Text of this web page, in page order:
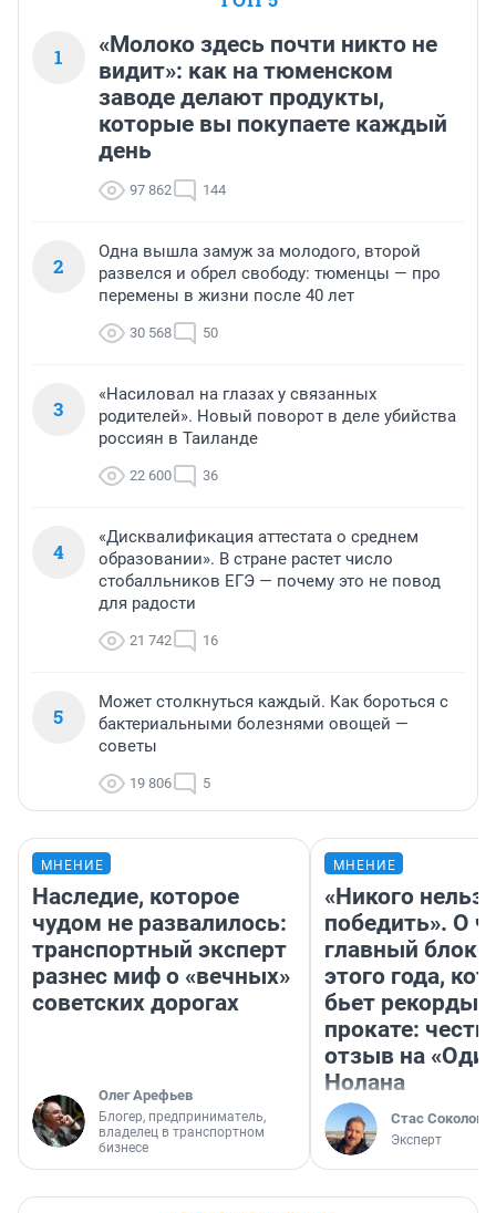
1
«Молоко здесь почти никто не
видит»: как на тюменском
заводе делают продукты,
которые вы покупаете каждый
день
97 862 144
2
Одна вышла замуж за молодого, второй
развелся и обрел свободу: тюменцы — про
перемены в жизни после 40 лет
30 568 50
3
«Насиловал на глазах у связанных
родителей». Новый поворот в деле убийства
россиян в Таиланде
22 600 36
4
«Дисквалификация аттестата о среднем
образовании». В стране растет число
стобалльников ЕГЭ — почему это не повод
для радости
21 742 16
5
Может столкнуться каждый. Как бороться с
бактериальными болезнями овощей —
советы
19 806 5
МНЕНИЕ
Наследие, которое
чудом не развалилось:
транспортный эксперт
разнес миф о «вечных»
советских дорогах
Олег Арефьев
Блогер, предприниматель,
владелец в транспортном
бизнесе
МНЕНИЕ
«Никого нельзя
победить». О
главный
этого года,
бьет рекорды в
прокате:
отзыв на
Нолана
Стас Соколов
Эксперт